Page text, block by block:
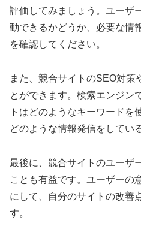
評価してみましょう。ユーザ
動できるかどうか、必要な情
を確認してください。
また、競合サイトのSEO対策
とができます。検索エンジン
トはどのようなキーワードを
どのような情報発信をしてい
最後に、競合サイトのユーザ
ことも有益です。ユーザーの
にして、自分のサイトの改善
す。